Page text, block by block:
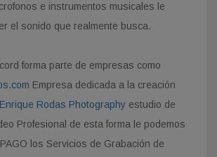
e instrumentos musicales le
el sonido que realmente busca.
forma parte de empresas como
Empresa dedicada a la creación
Enrique Rodas Photography estudio de
Profesional de esta forma le podemos
los Servicios de Grabación de